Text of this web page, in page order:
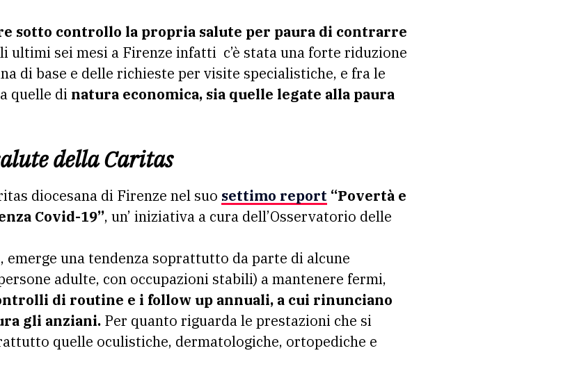
sotto controllo la propria salute per paura di contrarre
ultimi sei mesi a Firenze infatti c’è stata una forte riduzione
di base e delle richieste per visite specialistiche, e fra le
quelle di natura economica, sia quelle legate alla paura
della Caritas
diocesana di Firenze nel suo settimo report “Povertà e
Covid-19”, un’ iniziativa a cura dell’Osservatorio delle
emerge una tendenza soprattutto da parte di alcune
adulte, con occupazioni stabili) a mantenere fermi,
di routine e i follow up annuali, a cui rinunciano
gli anziani. Per quanto riguarda le prestazioni che si
quelle oculistiche, dermatologiche, ortopediche e